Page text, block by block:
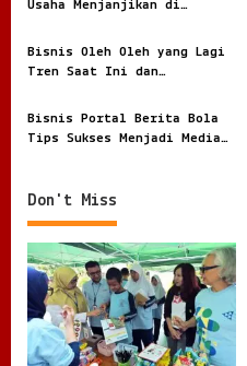
a
t
i
o
n
Usaha Menjanjikan di
Berkembang
Bisnis Oleh Oleh yang Lagi
Tren Saat Ini dan
Bisnis Portal Berita Bola
Tips Sukses Menjadi Media
Don't Miss